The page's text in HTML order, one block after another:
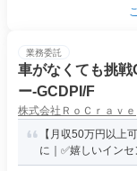
業務委託
車がなくても挑
ー-GCDPI/F
株式会社ＲｏＣｒａｖｅ
【月収50万円以上
に｜✅嬉しいイン